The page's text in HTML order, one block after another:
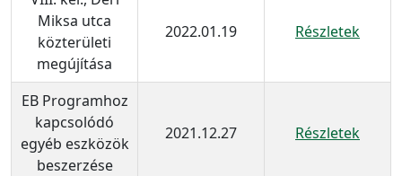
Miksa utca
közterületi
megújítása
2022.01.19 Részletek
EB Programhoz
kapcsolódó
egyéb eszközök
beszerzése
2021.12.27 Részletek